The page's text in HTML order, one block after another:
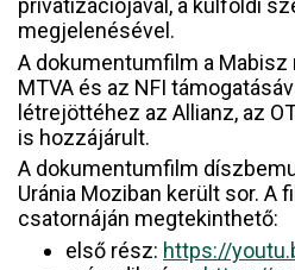
privatizációjával, a külföldi
megjelenésével.
A dokumentumfilm a Mabisz
MTVA és az NFI
létrejöttéhez az Allianz, az
is hozzájárult.
A dokumentumfilm
Uránia Moziban került sor. A
csatornáján megtekinthető:
első rész: https://